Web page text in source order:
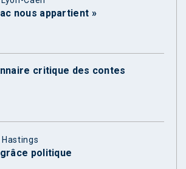
nous appartient »
critique des contes
Hastings
politique